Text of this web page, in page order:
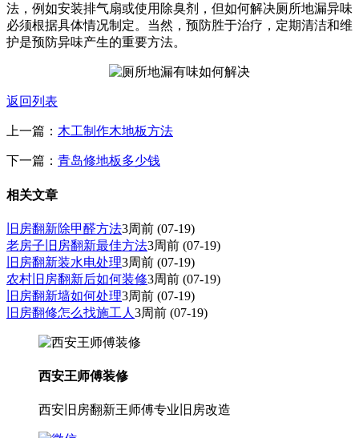
法，例如安装排气扇或使用除臭剂，但如何解决厕所地漏异味
必须根据具体情况制定。当然，预防胜于治疗，定期清洁和维
护是预防异味产生的重要方法。
返回列表
上一篇： 木工制作木地板方法
下一篇： 青岛修地板多少钱
相关文章
旧房翻新除甲醛方法3周前 (07-19)
老房子旧房翻新最佳方法3周前 (07-19)
旧房翻新装水电处理3周前 (07-19)
农村旧房翻新后如何装修3周前 (07-19)
旧房翻新墙如何处理3周前 (07-19)
旧房翻修怎么找施工人 3周前 (07-19)
西安王师傅装修
西安旧房翻新王师傅专业旧房改造